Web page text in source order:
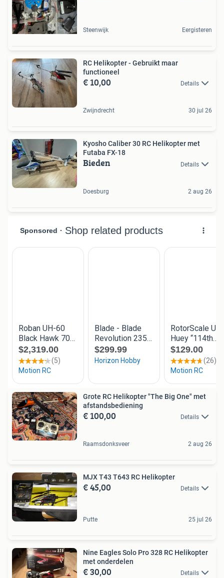
Steenwijk Eergisteren
RC Helikopter - Gebruikt maar
functioneel
€ 10,00 Details
Zwijndrecht 30 jul 26
Kyosho Caliber 30 RC Helikopter met
Futaba FX-18
Bieden Details
Doesburg 2 aug 26
Grote RC Helikopter "The Big One" met
afstandsbediening
€ 100,00 Details
Raamsdonksveer 2 aug 26
MJX T43 T643 RC Helikopter
€ 45,00 Details
Putte 25 jul 26
Nine Eagles Solo Pro 328 RC Helikopter
met onderdelen
€ 30,00 Details